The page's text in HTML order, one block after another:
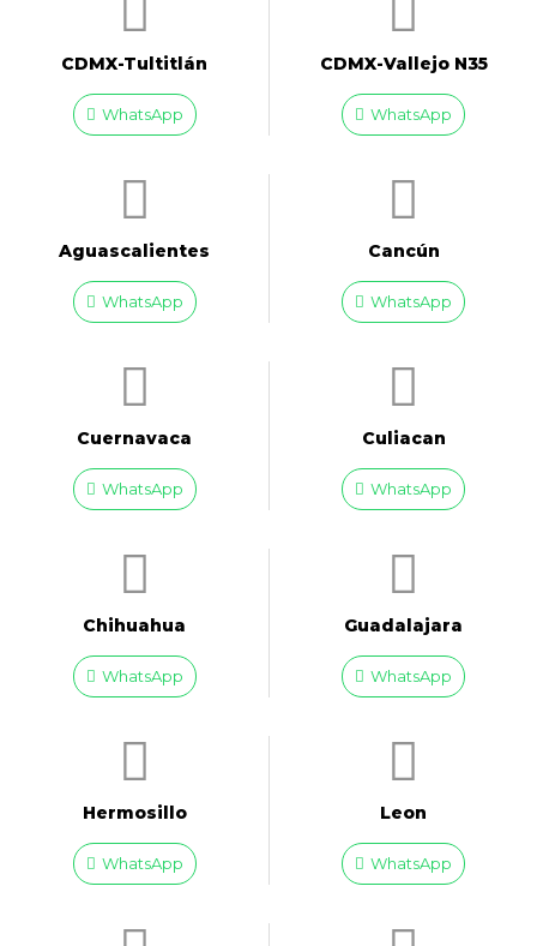
CDMX-Tultitlán
WhatsApp
CDMX-Vallejo N35
WhatsApp
Aguascalientes
WhatsApp
Cancún
WhatsApp
Cuernavaca
WhatsApp
Culiacan
WhatsApp
Chihuahua
WhatsApp
Guadalajara
WhatsApp
Hermosillo
WhatsApp
Leon
WhatsApp